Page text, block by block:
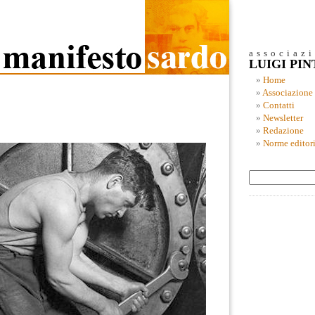
LUIGI
Home
Associazione
Contatti
Newsletter
Redazione
Norme